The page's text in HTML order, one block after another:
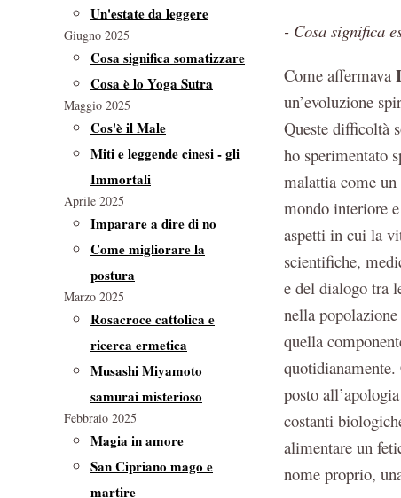
- Cosa significa
Come affermava
un’evoluzione
Queste difficoltà
ho sperimentato
malattia come un
mondo interiore
aspetti in cui la
scientifiche,
e del dialogo tra
nella
quella
posto
costanti
alimentare un
nome proprio,
Un'estate da leggere
Giugno 2025
Cosa significa somatizzare
Cosa è lo Yoga Sutra
Maggio 2025
Cos'è il Male
Miti e leggende cinesi - gli
Immortali
Aprile 2025
Imparare a dire di no
Come migliorare la
postura
Marzo 2025
Rosacroce cattolica e
ricerca ermetica
Musashi Miyamoto
samurai misterioso
Febbraio 2025
Magia in amore
San Cipriano mago e
martire